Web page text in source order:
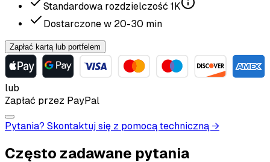
Standardowa rozdzielczość 1K
Dostarczone w 20-30 min
Zapłać kartą lub portfelem
lub
Zapłać przez PayPal
Pytania? Skontaktuj się z pomocą techniczną →
Często zadawane pytania